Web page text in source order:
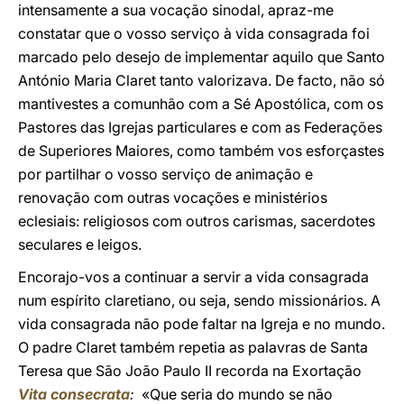
intensamente a sua vocação sinodal, apraz-me
constatar que o vosso serviço à vida consagrada foi
marcado pelo desejo de implementar aquilo que Santo
António Maria Claret tanto valorizava. De facto, não só
mantivestes a comunhão com a Sé Apostólica, com os
Pastores das Igrejas particulares e com as Federações
de Superiores Maiores, como também vos esforçastes
por partilhar o vosso serviço de animação e
renovação com outras vocações e ministérios
eclesiais: religiosos com outros carismas, sacerdotes
seculares e leigos.
Encorajo-vos a continuar a servir a vida consagrada
num espírito claretiano, ou seja, sendo missionários. A
vida consagrada não pode faltar na Igreja e no mundo.
O padre Claret também repetia as palavras de Santa
Teresa que São João Paulo II recorda na Exortação
Vita consecrata: «Que seria do mundo se não